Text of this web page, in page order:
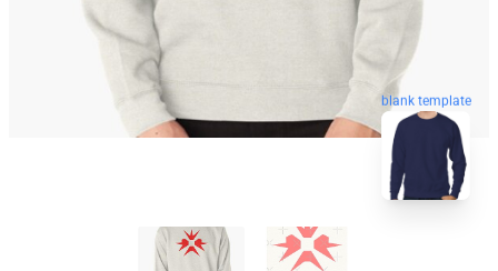
blank template